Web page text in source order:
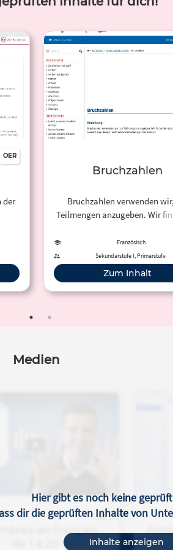
OER
der
Bruchzahlen
Bruchzahlen verwenden
Teilmengen anzugeben. Wir
zum Beispiel auch in
Französisch
Sekundarstufe I, Primarstufe
Zum Inhalt
Medien
Hier gibt es noch keine
dir die geprüften Inhalte von
Inhalte anzeigen
en français -